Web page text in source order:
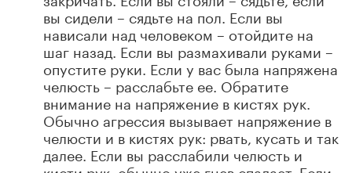
вы сидели – сядьте на пол. Если вы
нависали над человеком – отойдите на
шаг назад. Если вы размахивали руками –
опустите руки. Если у вас была напряжена
челюсть – расслабьте ее. Обратите
внимание на напряжение в кистях рук.
Обычно агрессия вызывает напряжение в
челюсти и в кистях рук: рвать, кусать и так
далее. Если вы расслабили челюсть и